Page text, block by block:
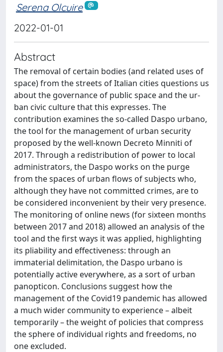
Serena Olcuire
2022-01-01
Abstract
The removal of certain bodies (and related uses of
space) from the streets of Italian cities questions us
about the governance of public space and the ur-
ban civic culture that this expresses. The
contribution examines the so-called Daspo urbano,
the tool for the management of urban security
proposed by the well-known Decreto Minniti of
2017. Through a redistribution of power to local
administrators, the Daspo works on the purge
from the spaces of urban flows of subjects who,
although they have not committed crimes, are to
be considered inconvenient by their very presence.
The monitoring of online news (for sixteen months
between 2017 and 2018) allowed an analysis of the
tool and the first ways it was applied, highlighting
its pliability and effectiveness: through an
immaterial delimitation, the Daspo urbano is
potentially active everywhere, as a sort of urban
panopticon. Conclusions suggest how the
management of the Covid19 pandemic has allowed
a much wider community to experience – albeit
temporarily – the weight of policies that compress
the sphere of individual rights and freedoms, no
one excluded.